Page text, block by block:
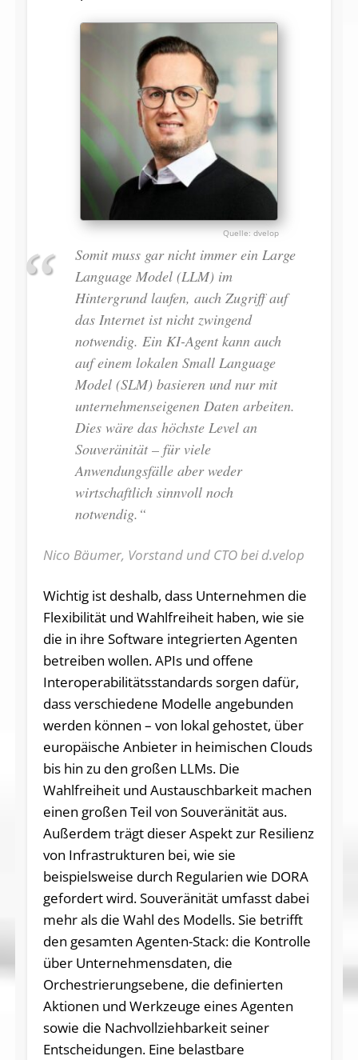
dvelop
Somit muss gar nicht immer ein Large
Language Model (LLM) im
Hintergrund laufen, auch Zugriff auf
das Internet ist nicht zwingend
notwendig. Ein KI-Agent kann auch
auf einem lokalen Small Language
Model (SLM) basieren und nur mit
unternehmenseigenen Daten arbeiten.
Dies wäre das höchste Level an
Souveränität – für viele
Anwendungsfälle aber weder
wirtschaftlich sinnvoll noch
notwendig.“
Nico Bäumer, Vorstand und CTO bei d.velop
Wichtig ist deshalb, dass Unternehmen die
Flexibilität und Wahlfreiheit haben, wie sie
die in ihre Software integrierten Agenten
betreiben wollen. APIs und offene
Interoperabilitäts­standards sorgen dafür,
dass verschiedene Modelle angebunden
werden können – von lokal gehostet, über
europäische Anbieter in heimischen Clouds
bis hin zu den großen LLMs. Die
Wahlfreiheit und Austauschbarkeit machen
einen großen Teil von Souveränität aus.
Außerdem trägt dieser Aspekt zur Resilienz
von Infrastrukturen bei, wie sie
beispielsweise durch Regularien wie DORA
gefordert wird. Souveränität umfasst dabei
mehr als die Wahl des Modells. Sie betrifft
den gesamten Agenten-Stack: die Kontrolle
über Unternehmensdaten, die
Orchestrierungsebene, die definierten
Aktionen und Werkzeuge eines Agenten
sowie die Nachvollziehbarkeit seiner
Entscheidungen. Eine belastbare